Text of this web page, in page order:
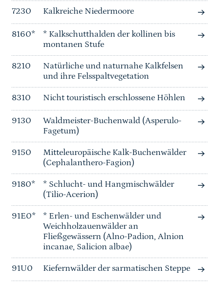
7230 Kalkreiche Niedermoore
8160*
* Kalkschutthalden der kollinen bis
montanen Stufe
8210
Natürliche und naturnahe Kalkfelsen
und ihre Felsspaltvegetation
8310 Nicht touristisch erschlossene Höhlen
9130
Waldmeister-Buchenwald (Asperulo-
Fagetum)
9150
Mitteleuropäische Kalk-Buchenwälder
(Cephalanthero-Fagion)
9180*
* Schlucht- und Hangmischwälder
(Tilio-Acerion)
91E0*
* Erlen- und Eschenwälder und
Weichholzauenwälder an
Fließgewässern (Alno-Padion, Alnion
incanae, Salicion albae)
91U0 Kiefernwälder der sarmatischen Steppe